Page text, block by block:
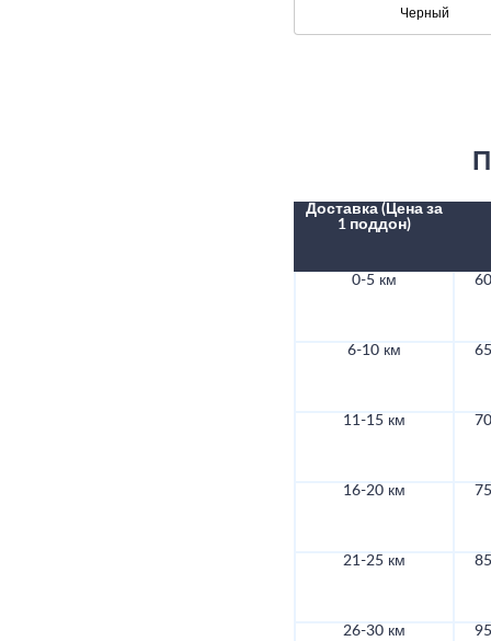
Черный
Доставка (Цена за
1 поддон)
0-5 км
6-10 км
11-15 км
16-20 км
21-25 км
26-30 км